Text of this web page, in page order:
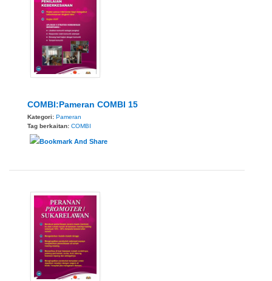
COMBI:Pameran COMBI 15
Kategori: Pameran
Tag berkaitan: COMBI